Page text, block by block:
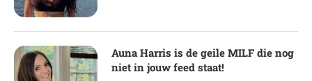
Auna Harris is de geile MILF die nog
niet in jouw feed staat!